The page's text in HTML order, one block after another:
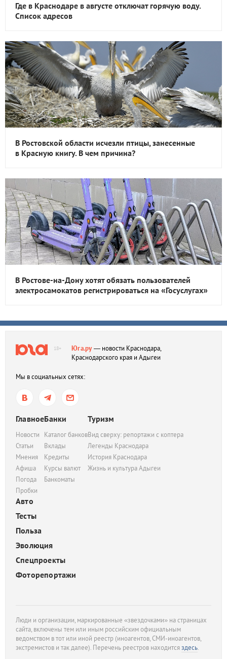
Где в Краснодаре в августе отключат горячую воду.
Список адресов
В Ростовской области исчезли птицы, занесенные
в Красную книгу. В чем причина?
В Ростове-на-Дону хотят обязать пользователей
электросамокатов регистрироваться на «Госуслугах»
18+ Юга.ру— новости Краснодара,
Краснодарского края и Адыгеи
Мы в социальных сетях:
Главное
Новости
Статьи
Мнения
Афиша
Погода
Пробки
Банки
Каталог банков
Вклады
Кредиты
Курсы валют
Банкоматы
Туризм
Вид сверху: репортажи с коптера
Легенды Краснодара
История Краснодара
Жизнь и культура Адыгеи
Авто
Тесты
Польза
Эволюция
Спецпроекты
Фоторепортажи
Люди и организации, маркированные «звездочками» на страницах
сайта, включены тем или иным российским официальным
ведомством в тот или иной реестр (иноагентов, СМИ-иноагентов,
экстремистов и так далее). Перечень реестров находитсяздесь.